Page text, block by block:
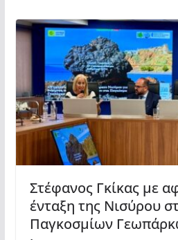
Στέφανος Γκίκας με
ένταξη της Νισύρου
Παγκοσμίων